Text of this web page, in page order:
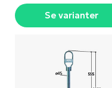
Se varianter